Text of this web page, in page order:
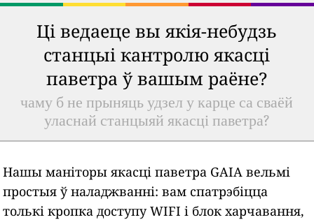
Ці ведаеце вы якія-небудзь
станцыі кантролю якасці
паветра ў вашым раёне?
чаму б не прыняць удзел у карце са сваёй
уласнай станцыяй якасці паветра?
Нашы маніторы якасці паветра GAIA вельмі
простыя ў наладжванні: вам спатрэбіцца
толькі кропка доступу WIFI і блок харчавання,